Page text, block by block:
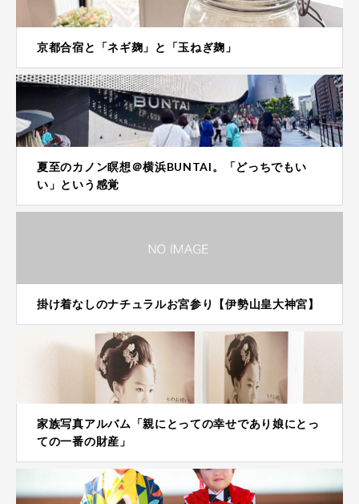
京都合宿と「ネギ麹」と「玉ねぎ麹」
夏至のカノン瞑想＠横浜BUNTAI。「どっちでもい
い」という感覚
掛け着なしのナチュラルお宮参り【伊勢山皇大神宮】
家族写真アルバム「親にとっての幸せであり娘にとっ
ての一番の財産」